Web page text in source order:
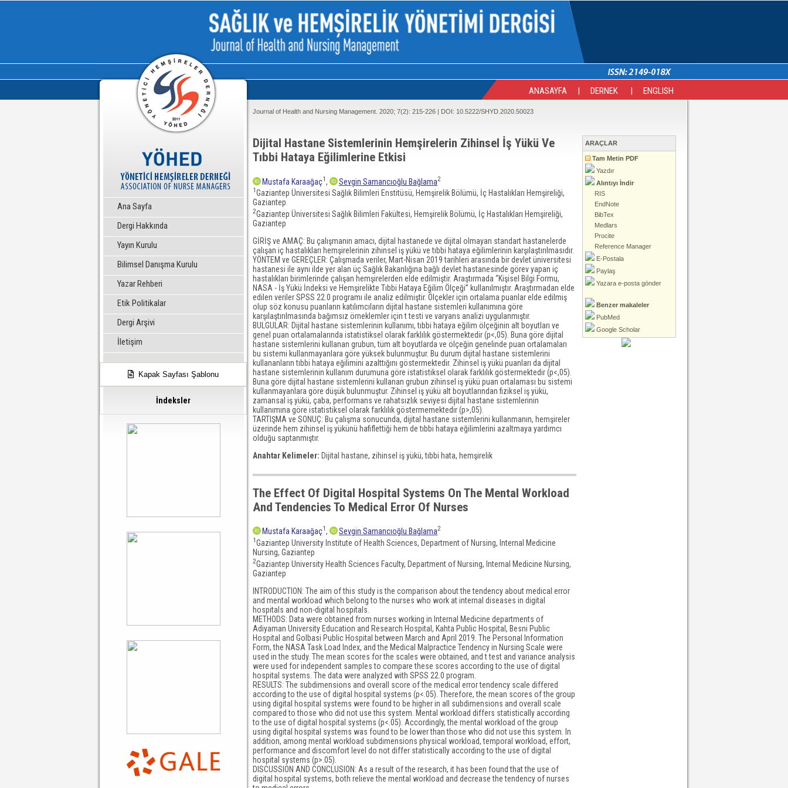
ANASAYFA | DERNEK | ENGLISH
Ana Sayfa
Dergi Hakkında
Yayın Kurulu
Bilimsel Danışma Kurulu
Yazar Rehberi
Etik Politikalar
Dergi Arşivi
İletişim
Kapak Sayfası Şablonu
İndeksler
Journal of Health and Nursing Management. 2020; 7(2): 215-226 | DOI: 10.5222/SHYD.2020.50023
Dijital Hastane Sistemlerinin Hemşirelerin Zihinsel İş Yükü Ve
Tıbbi Hataya Eğilimlerine Etkisi
Mustafa Karaağaç1, Sevgin Samancıoğlu Bağlama2
1Gaziantep Üniversitesi Sağlık Bilimleri Enstitüsü, Hemşirelik Bölümü, İç Hastalıkları Hemşireliği,
Gaziantep
2Gaziantep Üniversitesi Sağlık Bilimleri Fakültesi, Hemşirelik Bölümü, İç Hastalıkları Hemşireliği,
Gaziantep
GİRİŞ ve AMAÇ: Bu çalışmanın amacı, dijital hastanede ve dijital olmayan standart hastanelerde
çalışan iç hastalıkları hemşirelerinin zihinsel iş yükü ve tıbbi hataya eğilimlerinin karşılaştırılmasıdır.
YÖNTEM ve GEREÇLER: Çalışmada veriler, Mart-Nisan 2019 tarihleri arasında bir devlet üniversitesi
hastanesi ile aynı ilde yer alan üç Sağlık Bakanlığına bağlı devlet hastanesinde görev yapan iç
hastalıkları birimlerinde çalışan hemşirelerden elde edilmiştir. Araştırmada “Kişisel Bilgi Formu,
NASA - İş Yükü İndeksi ve Hemşirelikte Tıbbi Hataya Eğilim Ölçeği” kullanılmıştır. Araştırmadan elde
edilen veriler SPSS 22.0 programı ile analiz edilmiştir. Ölçekler için ortalama puanlar elde edilmiş
olup söz konusu puanların katılımcıların dijital hastane sistemleri kullanımına göre
karşılaştırılmasında bağımsız örneklemler için t testi ve varyans analizi uygulanmıştır.
BULGULAR: Dijital hastane sistemlerinin kullanımı, tıbbi hataya eğilim ölçeğinin alt boyutları ve
genel puan ortalamalarında istatistiksel olarak farklılık göstermektedir (p<,05). Buna göre dijital
hastane sistemlerini kullanan grubun, tüm alt boyutlarda ve ölçeğin genelinde puan ortalamaları
bu sistemi kullanmayanlara göre yüksek bulunmuştur. Bu durum dijital hastane sistemlerini
kullananların tıbbi hataya eğilimini azalttığını göstermektedir. Zihinsel iş yükü puanları da dijital
hastane sistemlerinin kullanım durumuna göre istatistiksel olarak farklılık göstermektedir (p<,05).
Buna göre dijital hastane sistemlerini kullanan grubun zihinsel iş yükü puan ortalaması bu sistemi
kullanmayanlara göre düşük bulunmuştur. Zihinsel iş yükü alt boyutlarından fiziksel iş yükü,
zamansal iş yükü, çaba, performans ve rahatsızlık seviyesi dijital hastane sistemlerinin
kullanımına göre istatistiksel olarak farklılık göstermemektedir (p>,05).
TARTIŞMA ve SONUÇ: Bu çalışma sonucunda, dijital hastane sistemlerini kullanmanın, hemşireler
üzerinde hem zihinsel iş yükünü hafiflettiği hem de tıbbi hataya eğilimlerini azaltmaya yardımcı
olduğu saptanmıştır.
Anahtar Kelimeler: Dijital hastane, zihinsel iş yükü, tıbbi hata, hemşirelik
The Effect Of Digital Hospital Systems On The Mental Workload
And Tendencies To Medical Error Of Nurses
Mustafa Karaağaç1, Sevgin Samancıoğlu Bağlama2
1Gaziantep University Institute of Health Sciences, Department of Nursing, Internal Medicine
Nursing, Gaziantep
2Gaziantep University Health Sciences Faculty, Department of Nursing, Internal Medicine Nursing,
Gaziantep
INTRODUCTION: The aim of this study is the comparison about the tendency about medical error
and mental workload which belong to the nurses who work at internal diseases in digital
hospitals and non-digital hospitals.
METHODS: Data were obtained from nurses working in Internal Medicine departments of
Adiyaman University Education and Research Hospital, Kahta Public Hospital, Besni Public
Hospital and Golbasi Public Hospital between March and April 2019. The Personal Information
Form, the NASA Task Load Index, and the Medical Malpractice Tendency in Nursing Scale were
used in the study. The mean scores for the scales were obtained, and t test and variance analysis
were used for independent samples to compare these scores according to the use of digital
hospital systems. The data were analyzed with SPSS 22.0 program.
RESULTS: The subdimensions and overall score of the medical error tendency scale differed
according to the use of digital hospital systems (p<.05). Therefore, the mean scores of the group
using digital hospital systems were found to be higher in all subdimensions and overall scale
compared to those who did not use this system. Mental workload differs statistically according
to the use of digital hospital systems (p<.05). Accordingly, the mental workload of the group
using digital hospital systems was found to be lower than those who did not use this system. In
addition, among mental workload subdimensions physical workload, temporal workload, effort,
performance and discomfort level do not differ statistically according to the use of digital
hospital systems (p>.05).
DISCUSSION AND CONCLUSION: As a result of the research, it has been found that the use of
digital hospital systems, both relieve the mental workload and decrease the tendency of nurses
ARAÇLAR
Tam Metin PDF
Yazdır
Alıntıyı İndir
RIS
EndNote
BibTex
Medlars
Procite
Reference Manager
E-Postala
Paylaş
Yazara e-posta gönder
Benzer makaleler
PubMed
Google Scholar